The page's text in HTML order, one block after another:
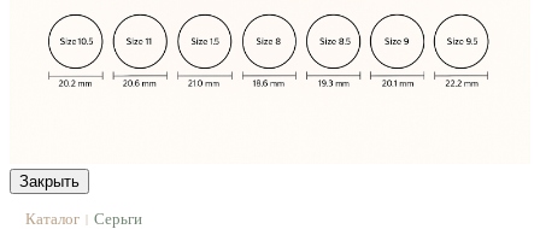
Закрыть
Каталог | Серьги